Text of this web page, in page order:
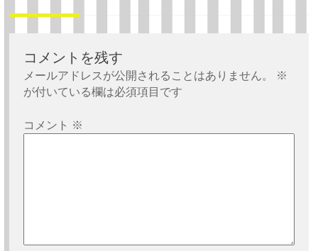
ナ
ビ
コメントを残す
メールアドレスが公開されることはありません。
※
が付いている欄は必須項目です
コメント ※